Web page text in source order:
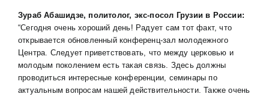
Зураб Абашидзе, политолог, экс-посол Грузии в России:
“Сегодня очень хороший день! Радует сам тот факт, что
открывается обновленный конференц-зал молодежного
Центра. Следует приветствовать, что между церковью и
молодым поколением есть такая связь. Здесь должны
проводиться интересные конференции, семинары по
актуальным вопросам нашей действительности. Также очень